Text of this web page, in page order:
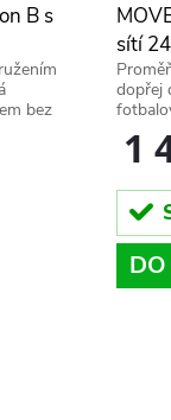
B s
bez
sítí
1
dopřej